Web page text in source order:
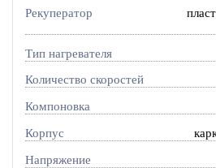
Рекуператор
Тип нагревателя
Количество скоростей
Компоновка
Корпус
Напряжение